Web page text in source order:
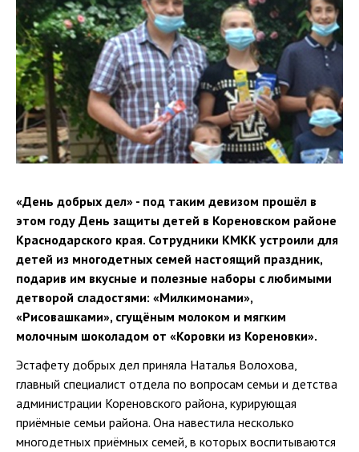
«День добрых дел» - под таким девизом прошёл в
этом году День защиты детей в Кореновском районе
Краснодарского края. Сотрудники КМКК устроили для
детей из многодетных семей настоящий праздник,
подарив им вкусные и полезные наборы с любимыми
детворой сладостями: «Милкимонами»,
«Рисовашками», сгущёным молоком и мягким
молочным шоколадом от «Коровки из Кореновки».
Эстафету добрых дел приняла Наталья Волохова,
главный специалист отдела по вопросам семьи и детства
администрации Кореновского района, курирующая
приёмные семьи района. Она навестила несколько
многодетных приёмных семей, в которых воспитываются